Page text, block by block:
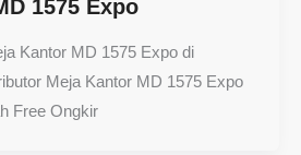
1575 Expo
Kantor MD 1575 Expo di
Meja Kantor MD 1575 Expo
Free Ongkir